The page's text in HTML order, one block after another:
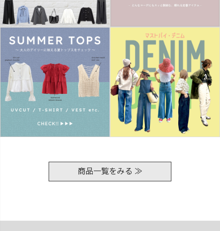
商品一覧をみる ≫